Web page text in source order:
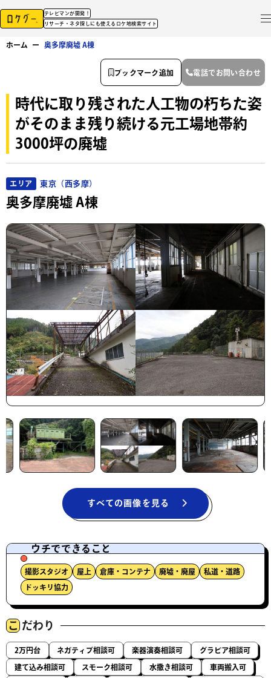
テレビマンが開発！
リサーチ・ネタ探しにも使えるロケ地検索サイト
ホーム ー 奥多摩廃墟 A棟
時代に取り残された人工物の朽ちた姿
がそのまま残り続ける元工場地帯約
3000坪の廃墟
エリア 東京（西多摩）
奥多摩廃墟 A棟
すべての画像を見る
ウチでできること
撮影スタジオ 屋上 倉庫・コンテナ 廃墟・廃屋 私道・道路
ドッキリ協力
こ だわり
2万円台 ネガティブ相談可 楽器演奏相談可 グラビア相談可
建て込み相談可 スモーク相談可 水撒き相談可 車両搬入可
ブックマーク追加 電話でお問い合わせ